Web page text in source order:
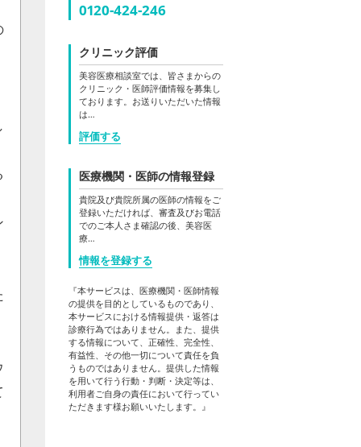
0120-424-246
クリニック評価
美容医療相談室では、皆さまからの
クリニック・医師評価情報を募集し
ております。お送りいただいた情報
は…
評価する
医療機関・医師の情報登録
貴院及び貴院所属の医師の情報をご
登録いただければ、審査及びお電話
でのご本人さま確認の後、美容医
療…
情報を登録する
『本サービスは、医療機関・医師情報
の提供を目的としているものであり、
本サービスにおける情報提供・返答は
診療行為ではありません。また、提供
する情報について、正確性、完全性、
有益性、その他一切について責任を負
うものではありません。提供した情報
を用いて行う行動・判断・決定等は、
利用者ご自身の責任において行ってい
ただきます様お願いいたします。』